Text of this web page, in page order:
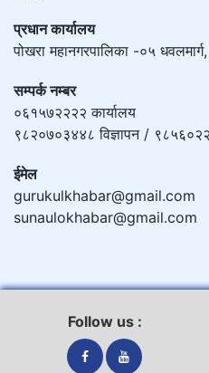
प्रधान कार्यालय
पोखरा महानगरपालिका -०५
सम्पर्क नम्बर
०६१५७२२२२ कार्यालय
९८२०७०३४४८ विज्ञापन /
ईमेल
gurukulkhabar@gmail.com
sunaulokhabar@gmail.com
Follow us :